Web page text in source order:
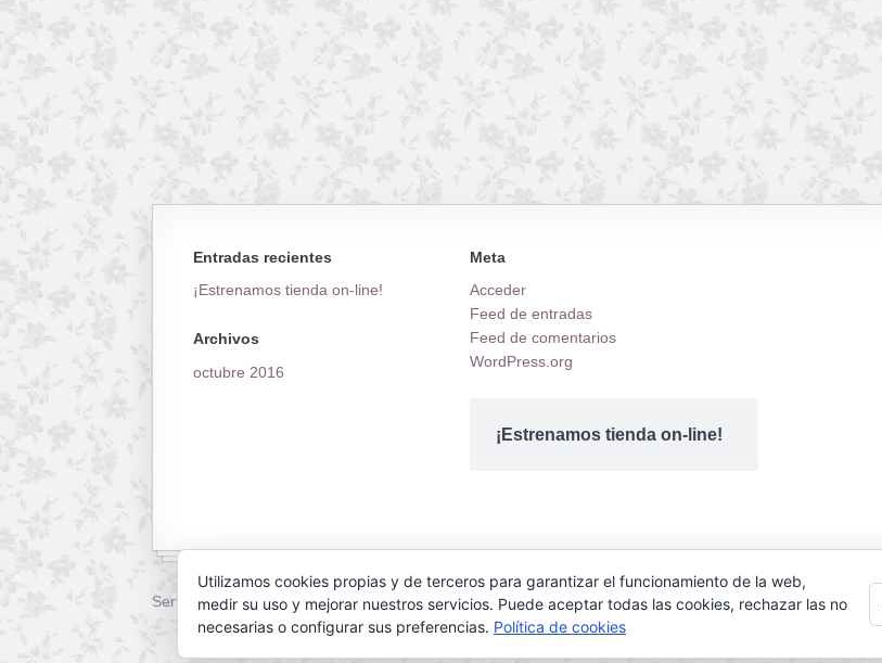
Entradas recientes
¡Estrenamos tienda on-line!
Archivos
octubre 2016
Meta
Acceder
Feed de entradas
Feed de comentarios
WordPress.org
¡Estrenamos tienda on-line!
Servilletas Mallorca © 2026. All Rights Reserved.
Utilizamos cookies propias y de terceros para garantizar el funcionamiento de la web,
medir su uso y mejorar nuestros servicios. Puede aceptar todas las cookies, rechazar las no
necesarias o configurar sus preferencias. Política de cookies